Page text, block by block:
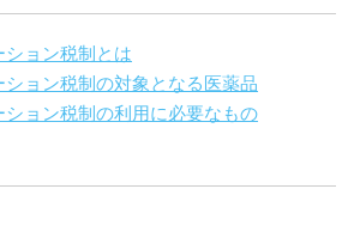
ョン税制とは
ョン税制の対象となる医薬品
ション税制の利用に必要なもの